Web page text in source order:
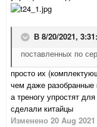
В 8/20/2021,
поставленных по
просто их
чем даже разобранные
а треногу упростят
сделали китайцы
Изменено 20 Aug 2021